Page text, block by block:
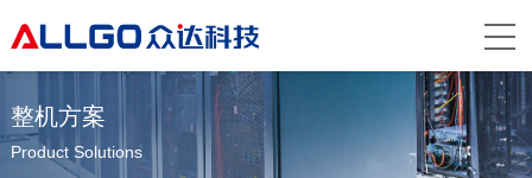
整机方案
Product Solutions